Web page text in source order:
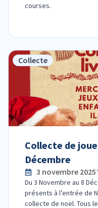
courses.
Collecte
Collecte de
Décembre
3 novembre 2025
Du 3 Novembre au 8
présents à l’entrée de
collecte de noël. Tous